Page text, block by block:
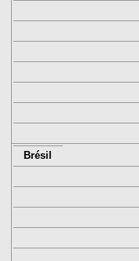
Brésil